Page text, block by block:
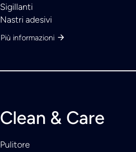
Sigillanti
Nastri adesivi
Più informazioni
Clean & Care
Pulitore